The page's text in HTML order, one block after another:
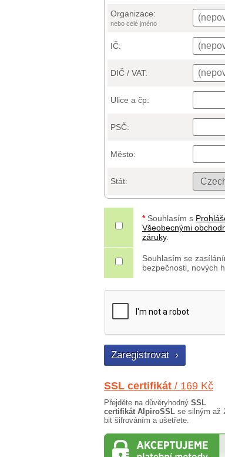
Organizace:
nebo celé jméno
IČ:
DIČ / VAT:
Ulice a čp:
PSČ:
Město:
Stát:
* Souhlasím s
Všeobecnými
záruky.
Souhlasím se
bezpečnosti, nových
SSL certifikát / 169 Kč
Přejděte na důvěryhodný SSL
certifikát AlpiroSSL se silným až
bit šifrováním a ušetřete.